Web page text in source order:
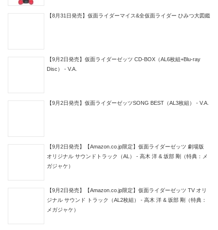
【8月31日発売】仮面ライダーマイス&全仮面ライダー ひみつ大図鑑
【9月2日発売】仮面ライダーゼッツ CD-BOX（AL6枚組+Blu-ray
Disc） - V.A.
【9月2日発売】仮面ライダーゼッツSONG BEST（AL3枚組） - V.A.
【9月2日発売】【Amazon.co.jp限定】仮面ライダーゼッツ 劇場版
オリジナル サウンドトラック（AL） - 高木 洋 & 坂部 剛（特典：メ
ガジャケ）
【9月2日発売】【Amazon.co.jp限定】仮面ライダーゼッツ TV オリ
ジナル サウンド トラック（AL2枚組） - 高木 洋 & 坂部 剛（特典：
メガジャケ）